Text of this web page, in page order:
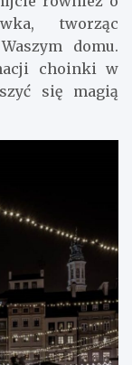
tworząc
domu.
choinki w
się magią